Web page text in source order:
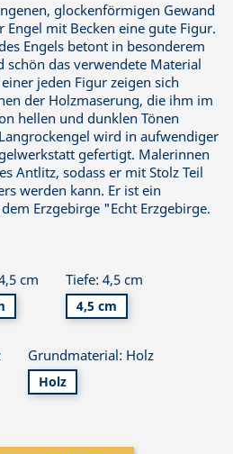
glockenförmigen Gewand
Engel mit Becken eine gute Figur.
Engels betont in besonderem
schön das verwendete Material
jeden Figur zeigen sich
der Holzmaserung, die ihm im
hellen und dunklen Tönen
wird in aufwendiger
gefertigt. Malerinnen
Antlitz, sodass er mit Stolz Teil
werden kann. Er ist ein
Erzgebirge "Echt Erzgebirge.
cm Tiefe: 4,5 cm
4,5 cm
Grundmaterial: Holz
Holz